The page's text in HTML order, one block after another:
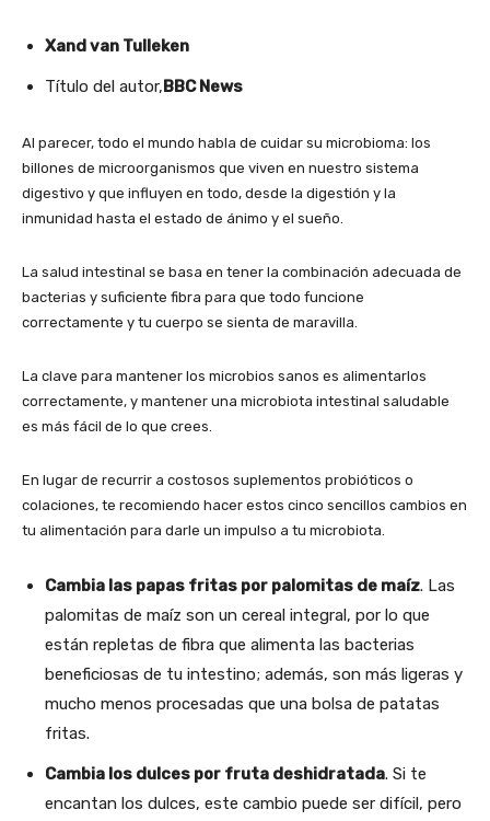
Xand van Tulleken
Título del autor,BBC News
Al parecer, todo el mundo habla de cuidar su microbioma: los
billones de microorganismos que viven en nuestro sistema
digestivo y que influyen en todo, desde la digestión y la
inmunidad hasta el estado de ánimo y el sueño.
La salud intestinal se basa en tener la combinación adecuada de
bacterias y suficiente fibra para que todo funcione
correctamente y tu cuerpo se sienta de maravilla.
La clave para mantener los microbios sanos es alimentarlos
correctamente, y mantener una microbiota intestinal saludable
es más fácil de lo que crees.
En lugar de recurrir a costosos suplementos probióticos o
colaciones, te recomiendo hacer estos cinco sencillos cambios en
tu alimentación para darle un impulso a tu microbiota.
Cambia las papas fritas por palomitas de maíz. Las
palomitas de maíz son un cereal integral, por lo que
están repletas de fibra que alimenta las bacterias
beneficiosas de tu intestino; además, son más ligeras y
mucho menos procesadas que una bolsa de patatas
fritas.
Cambia los dulces por fruta deshidratada. Si te
encantan los dulces, este cambio puede ser difícil, pero